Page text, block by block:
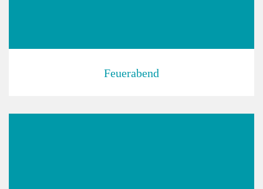
Feuerabend